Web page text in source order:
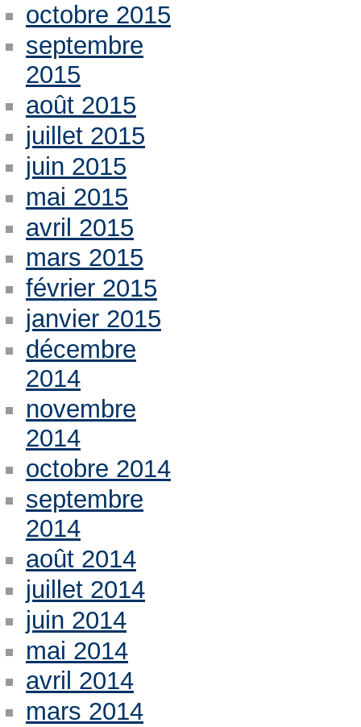
octobre 2015
septembre
2015
août 2015
juillet 2015
juin 2015
mai 2015
avril 2015
mars 2015
février 2015
janvier 2015
décembre
2014
novembre
2014
octobre 2014
septembre
2014
août 2014
juillet 2014
juin 2014
mai 2014
avril 2014
mars 2014